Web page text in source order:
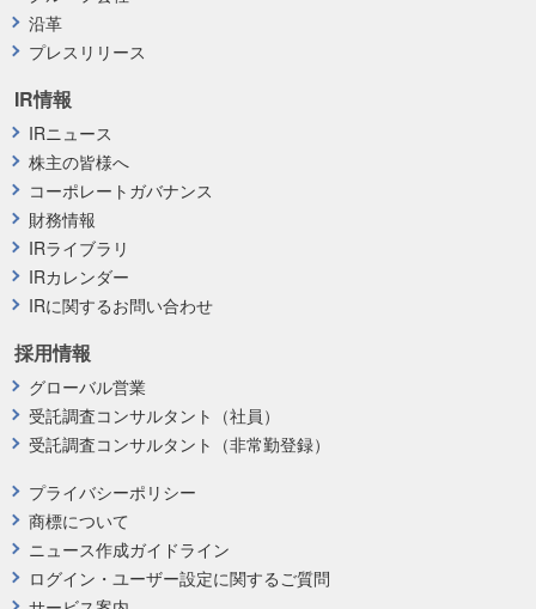
プライバシーポリシー
商標について
ニュース作成ガイドライン
ログイン・ユーザー設定に関するご質問
採用情報
グローバル営業
受託調査コンサルタント（社員）
受託調査コンサルタント（非常勤登録）
沿革
プレスリリース
IR情報
IRニュース
株主の皆様へ
コーポレートガバナンス
財務情報
IRライブラリ
IRカレンダー
IRに関するお問い合わせ